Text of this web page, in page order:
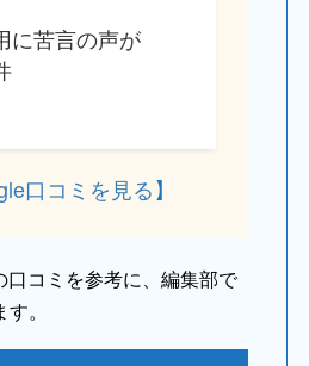
に苦言の声が
口コミを見る】
コミを参考に、編集部で
。